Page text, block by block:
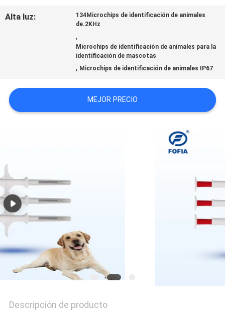
PIDA
MAPA
DEL
SITIO
PRIVACY
Alta luz:
134Microchips de identificación de animales
de.2KHz
,
Microchips de identificación de animales para la
identificación de mascotas
, Microchips de identificación de animales IP67
MEJOR PRECIO
Descripción de producto